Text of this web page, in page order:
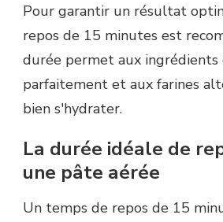
Pour garantir un résultat
repos de 15 minutes est
durée permet aux ingrédients
parfaitement et aux farines
bien s'hydrater.
La durée idéale de
une pâte aérée
Un temps de repos de 15